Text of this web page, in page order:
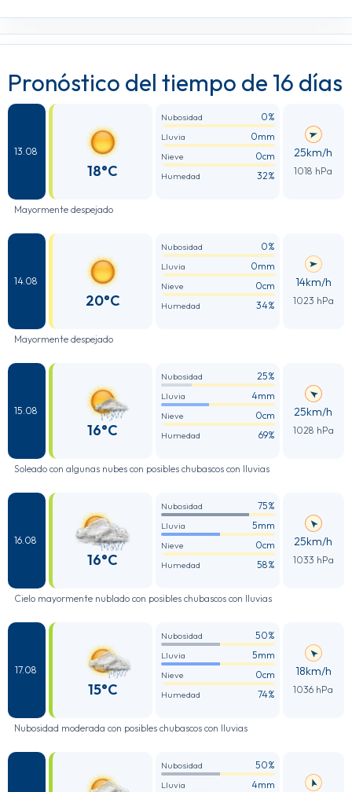
Pronóstico del tiempo de 16 días
13.08
18°C
Nubosidad 0%
Lluvia 0mm
Nieve 0cm
Humedad 32%
25km/h
1018 hPa
Mayormente despejado
14.08
20°C
Nubosidad 0%
Lluvia 0mm
Nieve 0cm
Humedad 34%
14km/h
1023 hPa
Mayormente despejado
15.08
16°C
Nubosidad 25%
Lluvia 4mm
Nieve 0cm
Humedad 69%
25km/h
1028 hPa
Soleado con algunas nubes con posibles chubascos con lluvias
16.08
16°C
Nubosidad 75%
Lluvia 5mm
Nieve 0cm
Humedad 58%
25km/h
1033 hPa
Cielo mayormente nublado con posibles chubascos con lluvias
17.08
15°C
Nubosidad 50%
Lluvia 5mm
Nieve 0cm
Humedad 74%
18km/h
1036 hPa
Nubosidad moderada con posibles chubascos con lluvias
Nubosidad 50%
Lluvia 4mm